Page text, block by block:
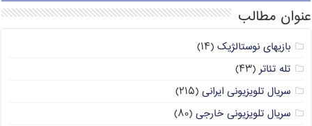
عنوان مطالب
بازیهای نوستالژیک (۱۴)
تله تئاتر (۴۳)
سریال تلویزیونی ایرانی (۲۱۵)
سریال تلویزیونی خارجی (۸۰)